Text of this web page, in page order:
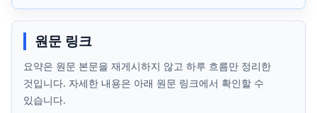
원문 링크
요약은 원문 본문을 재게시하지 않고 하루 흐름만 정리한
것입니다. 자세한 내용은 아래 원문 링크에서 확인할 수
있습니다.